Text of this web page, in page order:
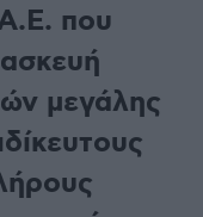
που
μεγάλης